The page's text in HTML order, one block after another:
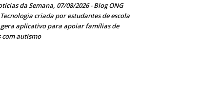
da Semana, 07/08/2026 - Blog ONG
Tecnologia criada por estudantes de escola
aplicativo para apoiar famílias de
com autismo